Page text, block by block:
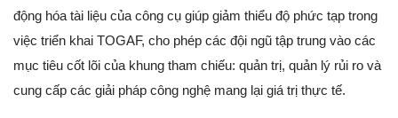
động hóa tài liệu của công cụ giúp giảm thiểu độ phức tạp trong
việc triển khai TOGAF, cho phép các đội ngũ tập trung vào các
mục tiêu cốt lõi của khung tham chiếu: quản trị, quản lý rủi ro và
cung cấp các giải pháp công nghệ mang lại giá trị thực tế.